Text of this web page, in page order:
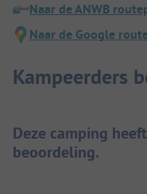
Naar de ANWB
Naar de Google
Kampeerders
Deze camping
beoordeling.